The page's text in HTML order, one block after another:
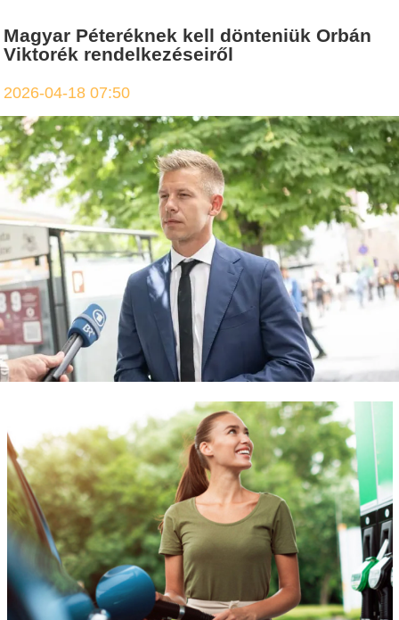
Magyar Péteréknek kell dönteniük Orbán
Viktorék rendelkezéseiről
2026-04-18 07:50